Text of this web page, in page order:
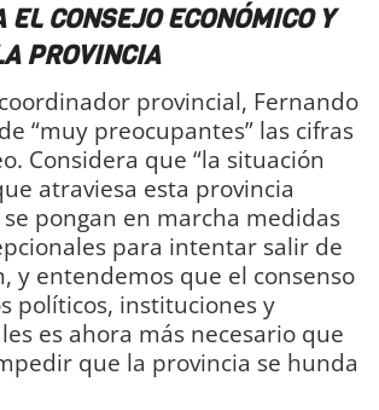
CONSEJO ECONÓMICO Y
PROVINCIA
provincial, Fernando
“muy preocupantes” las cifras
Considera que “la situación
atraviesa esta provincia
pongan en marcha medidas
para intentar salir de
y entendemos que el consenso
políticos, instituciones y
es ahora más necesario que
que la provincia se hunda